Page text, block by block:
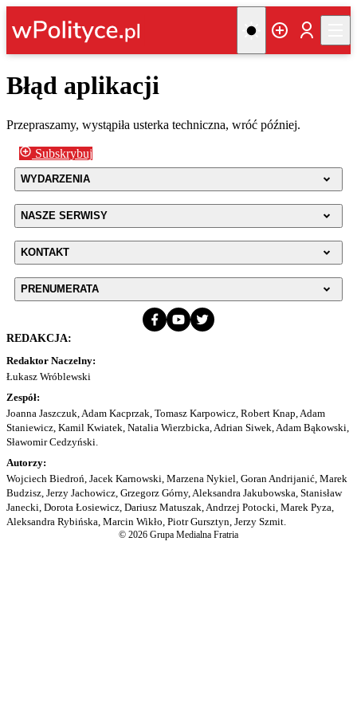
Błąd aplikacji
Przepraszamy, wystąpiła usterka techniczna, wróć później.
Subskrybuj
WYDARZENIA
NASZE SERWISY
KONTAKT
PRENUMERATA
REDAKCJA:
Redaktor Naczelny:
Łukasz Wróblewski
Zespół:
Joanna Jaszczuk, Adam Kacprzak, Tomasz Karpowicz, Robert Knap, Adam
Staniewicz, Kamil Kwiatek, Natalia Wierzbicka, Adrian Siwek, Adam Bąkowski,
Sławomir Cedzyński.
Autorzy:
Wojciech Biedroń, Jacek Karnowski, Marzena Nykiel, Goran Andrijanić, Marek
Budzisz, Jerzy Jachowicz, Grzegorz Górny, Aleksandra Jakubowska, Stanisław
Janecki, Dorota Łosiewicz, Dariusz Matuszak, Andrzej Potocki, Marek Pyza,
Aleksandra Rybińska, Marcin Wikło, Piotr Gursztyn, Jerzy Szmit.
© 2026 Grupa Medialna Fratria